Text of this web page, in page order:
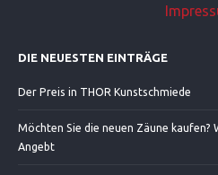
DIE NEUESTEN EINTRÄGE
Der Preis in THOR Kunstschmiede
Möchten Sie die neuen Zäune kaufen?
Angebt